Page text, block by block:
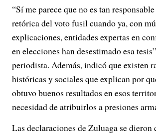
“Sí me parece que no es tan
retórica del voto fusil cuando ya, con
explicaciones, entidades expertas en
en elecciones han desestimado esa
periodista. Además, indicó que existen
históricas y sociales que explican por
obtuvo buenos resultados en esos
necesidad de atribuirlos a presiones
Las declaraciones de Zuluaga se dieron